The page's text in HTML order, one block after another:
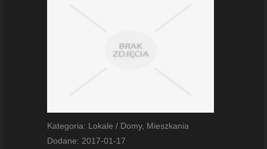
Kategoria: Lokale / Domy, Mieszkania
Dodane: 2017-01-17